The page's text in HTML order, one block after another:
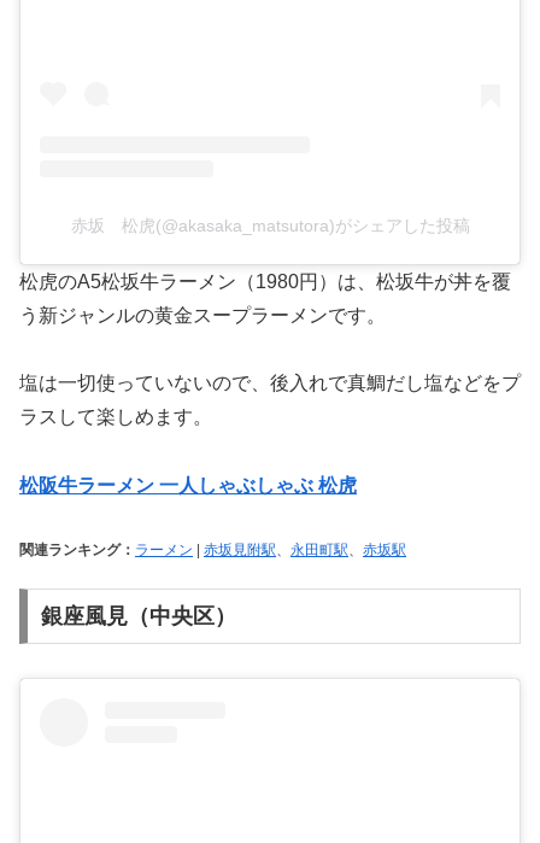
赤坂 松虎(@akasaka_matsutora)がシェアした投稿
松虎のA5松坂牛ラーメン（1980円）は、松坂牛が丼を覆
う新ジャンルの黄金スープラーメンです。
塩は一切使っていないので、後入れで真鯛だし塩などをプ
ラスして楽しめます。
松阪牛ラーメン 一人しゃぶしゃぶ 松虎
関連ランキング： ラーメン | 赤坂見附駅、 永田町駅、 赤坂駅
銀座風見（中央区）